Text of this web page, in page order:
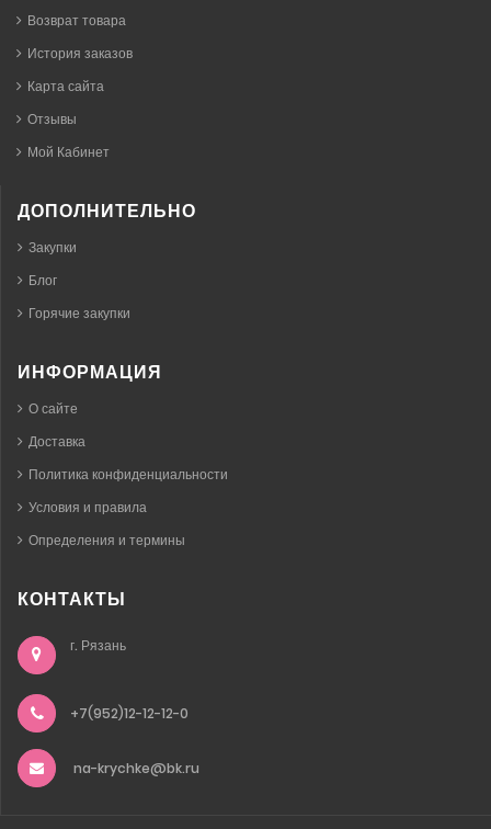
Возврат товара
История заказов
Карта сайта
Отзывы
Мой Кабинет
ДОПОЛНИТЕЛЬНО
Закупки
Блог
Горячие закупки
ИНФОРМАЦИЯ
О сайте
Доставка
Политика конфиденциальности
Условия и правила
Определения и термины
КОНТАКТЫ
г. Рязань
+7(952)12-12-12-0
na-krychke@bk.ru